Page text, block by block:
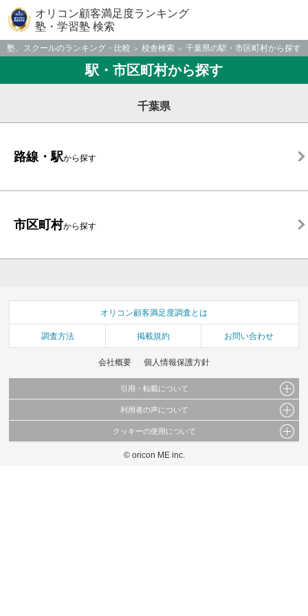
オリコン顧客満足度ランキング
塾・学習塾 検索
塾、スクールのランキング・比較 校舎検索 千葉県の駅・市区町村から探す
駅・市区町村から探す
千葉県
路線・駅から探す
市区町村から探す
オリコン顧客満足度調査とは
調査方法 掲載規約 お問い合わせ
会社概要 個人情報保護方針
引用・転載について
当サイトで公開されている情報（文字、写真、イラスト、画像データ等）及びこれらの配
これらの情報を権利者の許可なく無断転載・複製などの二次利用を行うことは固く禁じて
利用者の声について
当サイトに掲載している内容はすべてサービスの利用者が提出された見解・感想です。
弊社の見解・ 意見ではないことをご理解いただいた上でご覧ください。
クッキーの使用について
このサイトでは Cookie を使用して、ユーザーに合わせたコンテンツや広告の表示、ソー
© oricon ME inc.